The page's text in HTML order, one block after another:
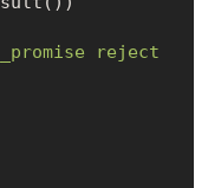
reject